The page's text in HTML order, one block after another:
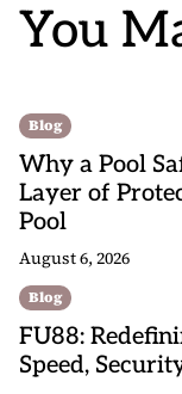
You
Blog
Why a Pool
Layer of
Pool
August 6, 2026
Blog
FU88:
Speed,